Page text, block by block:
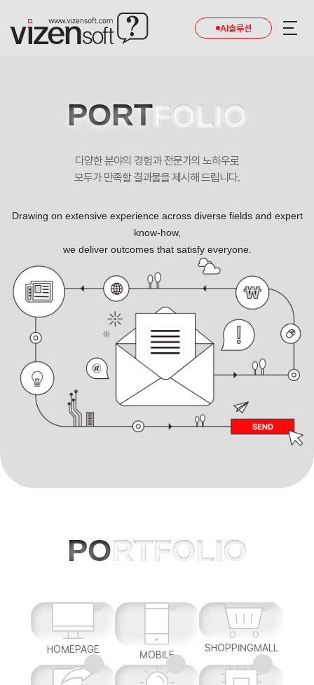
AI솔루션
LIZNE 반응형 기업 홈페이지제작 포트폴리오
PORTFOLIO
다양한 분야의 경험과 전문가의 노하우로
모두가 만족할 결과물을 제시해 드립니다.
Drawing on extensive experience across diverse fields and expert
know-how,
we deliver outcomes that satisfy everyone.
PORTFOLIO
HOMEPAGE MOBILE
SHOPPINGMALL